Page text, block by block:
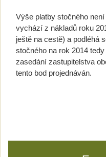
Výše platby stočného
vychází z nákladů roku
ještě na cestě) a podléhá
stočného na rok 2014
zasedání zastupitelstva
tento bod projednáván.